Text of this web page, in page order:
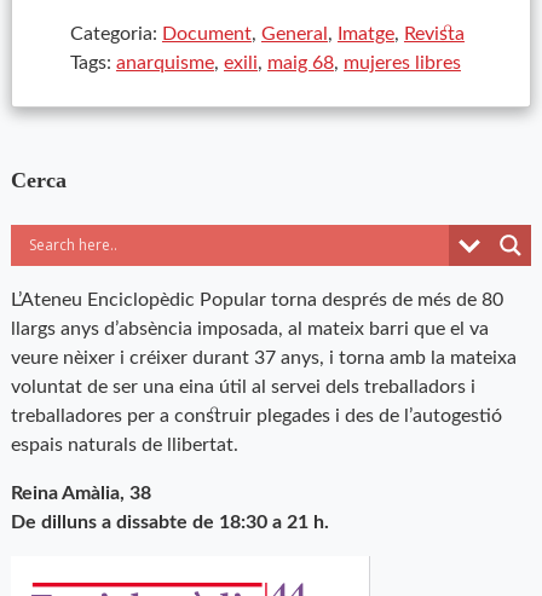
Categoria: Document, General , Imatge, Revista
Tags: anarquisme, exili, maig 68, mujeres libres
Cerca
L’Ateneu Enciclopèdic Popular torna després de més de 80
llargs anys d’absència imposada, al mateix barri que el va
veure nèixer i créixer durant 37 anys, i torna amb la mateixa
voluntat de ser una eina útil al servei dels treballadors i
treballadores per a construir plegades i des de l’autogestió
espais naturals de llibertat.
Reina Amàlia, 38
De dilluns a dissabte de 18:30 a 21 h.